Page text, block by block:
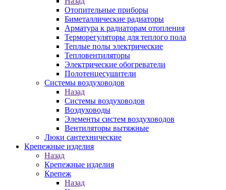
Отопительные приборы
Биметаллические радиаторы
Арматура к радиаторам отопления
Терморегуляторы для теплого пола
Теплые полы электрические
Тепловентиляторы
Электрические обогреватели
Полотенцесушители
Системы воздуховодов
Назад
Системы воздуховодов
Воздуховоды
Элементы систем воздуховодов
Вентиляторы вытяжные
Люки сантехнические
Крепежные изделия
Назад
Крепежные изделия
Крепеж
Назад